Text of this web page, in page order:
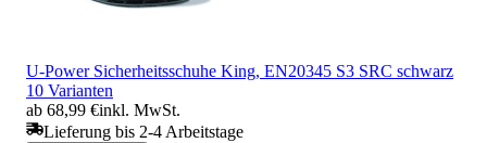
U-Power Sicherheitsschuhe King, EN20345 S3 SRC schwarz
10 Varianten
ab 68,99 €inkl. MwSt.
Lieferung bis 2-4 Arbeitstage